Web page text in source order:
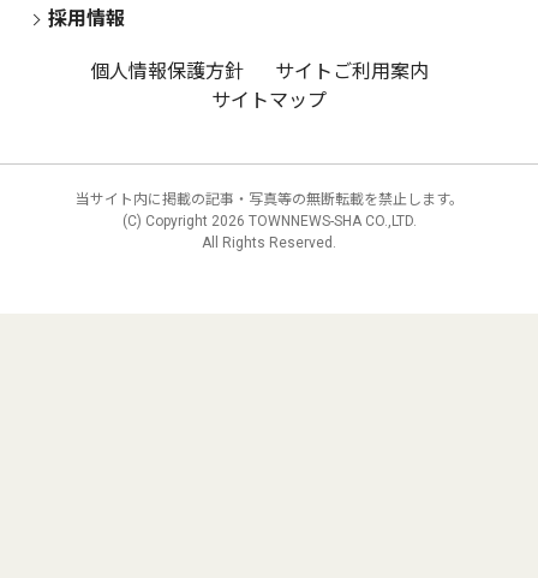
採用情報
個人情報保護方針
サイトご利用案内
サイトマップ
当サイト内に掲載の記事・写真等の無断転載を禁止します。
(C) Copyright 2026 TOWNNEWS-SHA CO.,LTD.
All Rights Reserved.